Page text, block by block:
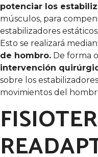
potenciar los
músculos, para
estabilizadores
Esto se realizará
de hombro. De forma
intervención
sobre los
movimientos del